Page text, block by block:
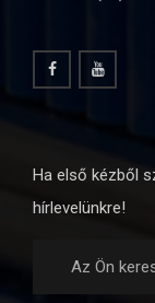
Ha első kézből
hírlevelünkre!